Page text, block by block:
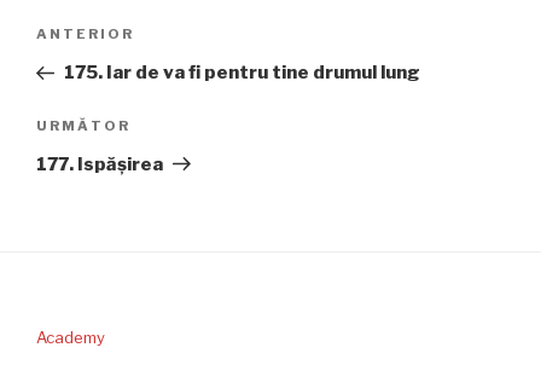
articole
Articolul
anterior
ANTERIOR
175. Iar de va fi pentru tine drumul lung
Articolul
următor
URMĂTOR
177. Ispăşirea
Academy